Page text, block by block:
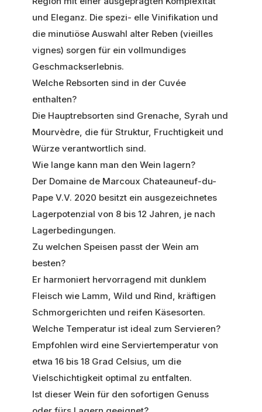
und Eleganz. Die spezi- elle Vinifikation und
die minutiöse Auswahl alter Reben (vieilles
vignes) sorgen für ein vollmundiges
Geschmackserlebnis.
Welche Rebsorten sind in der Cuvée
enthalten?
Die Hauptrebsorten sind Grenache, Syrah und
Mourvèdre, die für Struktur, Fruchtigkeit und
Würze verantwortlich sind.
Wie lange kann man den Wein lagern?
Der Domaine de Marcoux Chateauneuf-du-
Pape V.V. 2020 besitzt ein ausgezeichnetes
Lagerpotenzial von 8 bis 12 Jahren, je nach
Lagerbedingungen.
Zu welchen Speisen passt der Wein am
besten?
Er harmoniert hervorragend mit dunklem
Fleisch wie Lamm, Wild und Rind, kräftigen
Schmorgerichten und reifen Käsesorten.
Welche Temperatur ist ideal zum Servieren?
Empfohlen wird eine Serviertemperatur von
etwa 16 bis 18 Grad Celsius, um die
Vielschichtigkeit optimal zu entfalten.
Ist dieser Wein für den sofortigen Genuss